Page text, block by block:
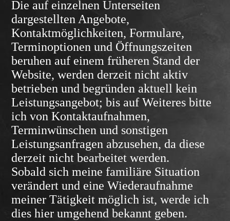
Die auf einzelnen Unterseiten
dargestellten Angebote,
Kontaktmöglichkeiten, Formulare,
Terminoptionen und Öffnungszeiten
beruhen auf einem früheren Stand der
Website, werden derzeit nicht aktiv
betrieben und begründen aktuell kein
Leistungsangebot; bis auf Weiteres bitte
ich von Kontaktaufnahmen,
Terminwünschen und sonstigen
Leistungsanfragen abzusehen, da diese
derzeit nicht bearbeitet werden.
Sobald sich meine familiäre Situation
verändert und eine Wiederaufnahme
meiner Tätigkeit möglich ist, werde ich
dies hier umgehend bekannt geben.